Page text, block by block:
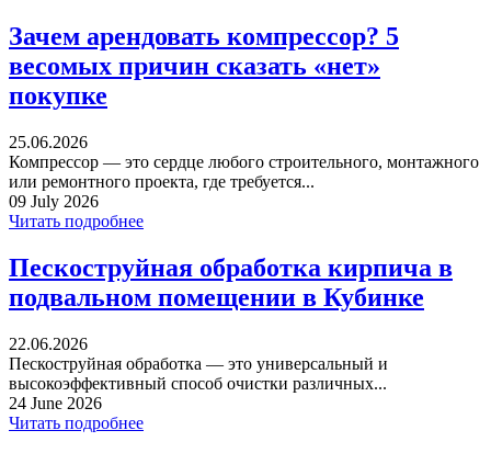
Зачем арендовать компрессор? 5
весомых причин сказать «нет»
покупке
25.06.2026
Компрессор — это сердце любого строительного, монтажного
или ремонтного проекта, где требуется...
09 July 2026
Читать подробнее
Пескоструйная обработка кирпича в
подвальном помещении в Кубинке
22.06.2026
Пескоструйная обработка — это универсальный и
высокоэффективный способ очистки различных...
24 June 2026
Читать подробнее